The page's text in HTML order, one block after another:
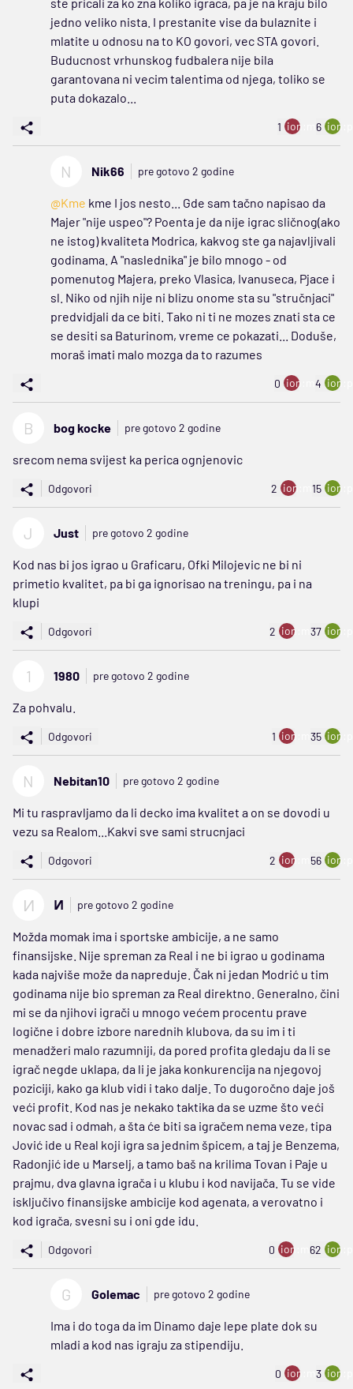
jedno veliko nista. I prestanite vise da bulaznite i
mlatite u odnosu na to KO govori, vec STA govori.
Buducnost vrhunskog fudbalera nije bila
garantovana ni vecim talentima od njega, toliko se
puta dokazalo...
1 ion:minus
6
N Nik66 pre gotovo 2 godine
@Kme kme I jos nesto... Gde sam tačno napisao da
Majer "nije uspeo"? Poenta je da nije igrac sličnog(ako
ne istog) kvaliteta Modrica, kakvog ste ga najavljivali
godinama. A "naslednika" je bilo mnogo - od
pomenutog Majera, preko Vlasica, Ivanuseca, Pjace i
sl. Niko od njih nije ni blizu onome sta su "stručnjaci"
predvidjali da ce biti. Tako ni ti ne mozes znati sta ce
se desiti sa Baturinom, vreme ce pokazati... Doduše,
moraš imati malo mozga da to razumes
0 ion:minus
4
B bog kocke pre gotovo 2 godine
srecom nema svijest ka perica ognjenovic
Odgovori 2 ion:minus
15
J Just pre gotovo 2 godine
Kod nas bi jos igrao u Graficaru, Ofki Milojevic ne bi ni
primetio kvalitet, pa bi ga ignorisao na treningu, pa i na
klupi
Odgovori 2 ion:minus
37
1 1980 pre gotovo 2 godine
Za pohvalu.
Odgovori 1 ion:minus
35
N Nebitan10 pre gotovo 2 godine
Mi tu raspravljamo da li decko ima kvalitet a on se dovodi u
vezu sa Realom...Kakvi sve sami strucnjaci
Odgovori 2 ion:minus
56
И И pre gotovo 2 godine
Možda momak ima i sportske ambicije, a ne samo
finansijske. Nije spreman za Real i ne bi igrao u godinama
kada najviše može da napreduje. Čak ni jedan Modrić u tim
godinama nije bio spreman za Real direktno. Generalno, čini
mi se da njihovi igrači u mnogo većem procentu prave
logične i dobre izbore narednih klubova, da su im i ti
menadžeri malo razumniji, da pored profita gledaju da li se
igrač negde uklapa, da li je jaka konkurencija na njegovoj
poziciji, kako ga klub vidi i tako dalje. To dugoročno daje još
veći profit. Kod nas je nekako taktika da se uzme što veći
novac sad i odmah, a šta će biti sa igračem nema veze, tipa
Jović ide u Real koji igra sa jednim špicem, a taj je Benzema,
Radonjić ide u Marselj, a tamo baš na krilima Tovan i Paje u
prajmu, dva glavna igrača i u klubu i kod navijača. Tu se vide
isključivo finansijske ambicije kod agenata, a verovatno i
kod igrača, svesni su i oni gde idu.
Odgovori 0 ion:minus
62
G Golemac pre gotovo 2 godine
Ima i do toga da im Dinamo daje lepe plate dok su
mladi a kod nas igraju za stipendiju.
0 ion:minus
3